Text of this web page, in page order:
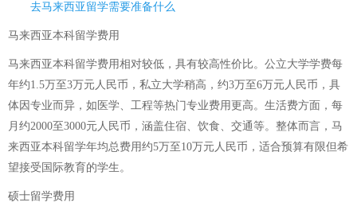
去马来西亚留学需要准备什么
马来西亚本科留学费用
马来西亚本科留学费用相对较低，具有较高性价比。公立大学学费每
年约1.5万至3万元人民币，私立大学稍高，约3万至6万元人民币，具
体因专业而异，如医学、工程等热门专业费用更高。生活费方面，每
月约2000至3000元人民币，涵盖住宿、饮食、交通等。整体而言，马
来西亚本科留学年均总费用约5万至10万元人民币，适合预算有限但希
望接受国际教育的学生。
硕士留学费用